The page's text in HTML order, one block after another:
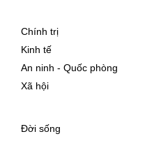
Chính trị
Kinh tế
An ninh - Quốc phòng
Xã hội
Đời sống